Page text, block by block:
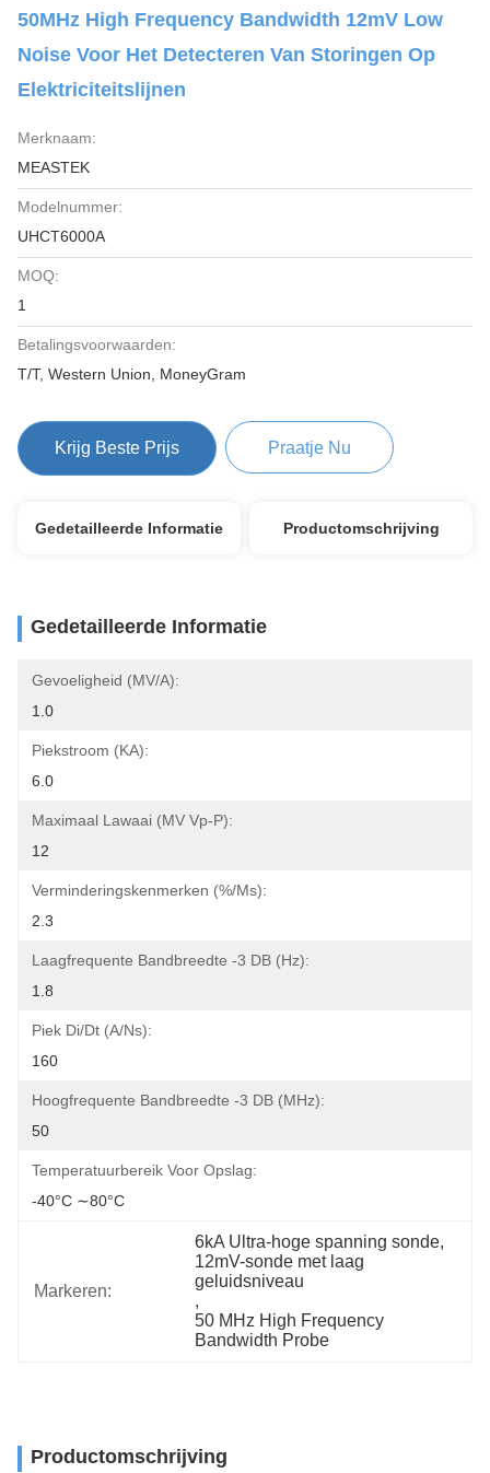
50MHz High Frequency Bandwidth 12mV Low
Noise Voor Het Detecteren Van Storingen Op
Elektriciteitslijnen
Merknaam:
MEASTEK
Modelnummer:
UHCT6000A
MOQ:
1
Betalingsvoorwaarden:
T/T, Western Union, MoneyGram
Krijg Beste Prijs Praatje Nu
Gedetailleerde Informatie Productomschrijving
Gedetailleerde Informatie
Gevoeligheid (mV/A):
1.0
Piekstroom (KA):
6.0
Maximaal Lawaai (mV Vp-P):
12
Verminderingskenmerken (%/ms):
2.3
Laagfrequente Bandbreedte -3 DB (Hz):
1.8
Piek Di/dt (A/ns):
160
Hoogfrequente Bandbreedte -3 DB (MHz):
50
Temperatuurbereik Voor Opslag:
-40°C ∼80°C
Markeren:
6kA Ultra-hoge spanning sonde,
12mV-sonde met laag
geluidsniveau
,
50 MHz High Frequency
Bandwidth Probe
Productomschrijving